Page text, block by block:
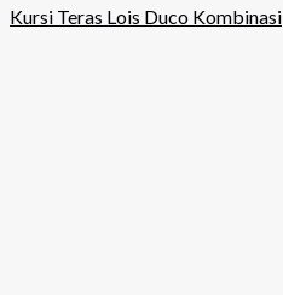
Kursi Teras Lois Duco Kombinasi